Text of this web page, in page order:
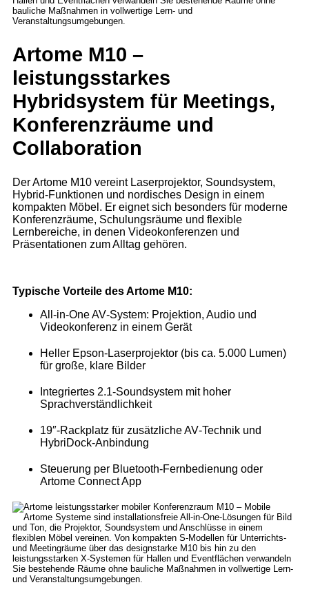
Artome M10 –
leistungsstarkes
Hybridsystem für Meetings,
Konferenzräume und
Collaboration
Der Artome M10 vereint Laserprojektor, Soundsystem,
Hybrid‑Funktionen und nordisches Design in einem
kompakten Möbel. Er eignet sich besonders für moderne
Konferenzräume, Schulungsräume und flexible
Lernbereiche, in denen Videokonferenzen und
Präsentationen zum Alltag gehören.
Typische Vorteile des Artome M10:
All‑in‑One AV‑System: Projektion, Audio und
Videokonferenz in einem Gerät
Heller Epson‑Laserprojektor (bis ca. 5.000 Lumen)
für große, klare Bilder
Integriertes 2.1‑Soundsystem mit hoher
Sprachverständlichkeit
19″‑Rackplatz für zusätzliche AV‑Technik und
HybriDock‑Anbindung
Steuerung per Bluetooth‑Fernbedienung oder
Artome Connect App